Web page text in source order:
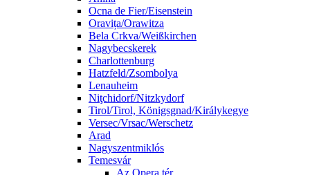
Ocna de Fier/Eisenstein
Oravița/Orawitza
Bela Crkva/Weißkirchen
Nagybecskerek
Charlottenburg
Hatzfeld/Zsombolya
Lenauheim
Niţchidorf/Nitzkydorf
Tirol/Tirol, Königsgnad/Királykegye
Versec/Vrsac/Werschetz
Arad
Nagyszentmiklós
Temesvár
Az Opera tér